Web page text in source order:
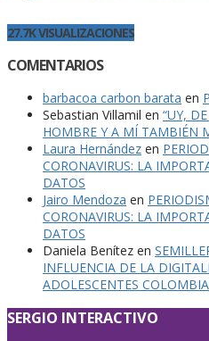
27.7K VISUALIZACIONES
COMENTARIOS
barbacoa carbon barata en
Sebastian Villamil en “UY,
HOMBRE Y A MÍ TAMBIÉN
Laura Hernández en
CORONAVIRUS: LA
DATOS
Jairo Mendoza en
CORONAVIRUS: LA
DATOS
Daniela Benítez en
INFLUENCIA DE LA
ADOLESCENTES
SERGIO INTERACTIVO